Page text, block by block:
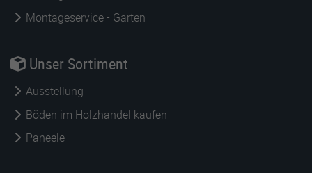
Montageservice - Garten
Unser Sortiment
Ausstellung
Böden im Holzhandel kaufen
Paneele